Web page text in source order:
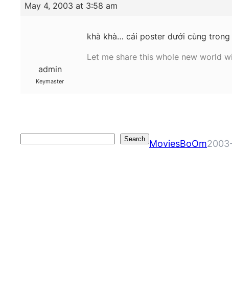
May 4, 2003 at 3:58 am
admin
Keymaster
khà khà… cái poster dưới cùng
Let me share this whole new world
Search MoviesBoOm